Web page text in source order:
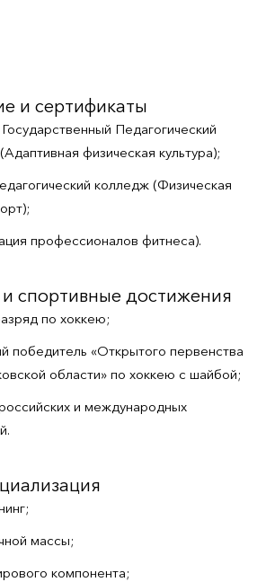
и сертификаты
Педагогический
физическая культура);
колледж (Физическая
профессионалов фитнеса).
и спортивные достижения
по хоккею;
победитель «Открытого первенства
области» по хоккею с шайбой;
и международных
массы;
компонента;